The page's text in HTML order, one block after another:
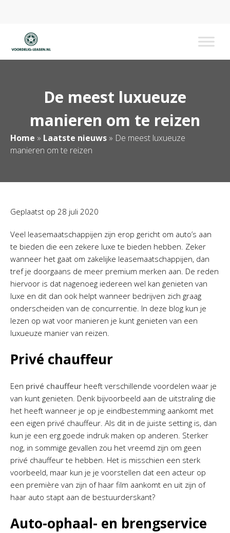
De meest luxueuze
manieren om te reizen
Home » Laatste nieuws » De meest luxueuze
manieren om te reizen
Geplaatst op 28 juli 2020
Veel leasemaatschappijen zijn erop gericht om auto’s aan
te bieden die een zekere luxe te bieden hebben. Zeker
wanneer het gaat om zakelijke leasemaatschappijen, dan
tref je doorgaans de meer premium merken aan. De reden
hiervoor is dat nagenoeg iedereen wel kan genieten van
luxe en dit dan ook helpt wanneer bedrijven zich graag
onderscheiden van de concurrentie. In deze blog kun je
lezen op wat voor manieren je kunt genieten van een
luxueuze manier van reizen.
Privé chauffeur
Een privé chauffeur heeft verschillende voordelen waar je
van kunt genieten. Denk bijvoorbeeld aan de uitstraling die
het heeft wanneer je op je eindbestemming aankomt met
een eigen privé chauffeur. Als dit in de juiste setting is, dan
kun je een erg goede indruk maken op anderen. Sterker
nog, in sommige gevallen zou het vreemd zijn om geen
privé chauffeur te hebben. Het is misschien een sterk
voorbeeld, maar kun je je voorstellen dat een acteur op
een première van zijn of haar film aankomt en uit zijn of
haar auto stapt aan de bestuurderskant?
Auto-ophaal- en brengservice